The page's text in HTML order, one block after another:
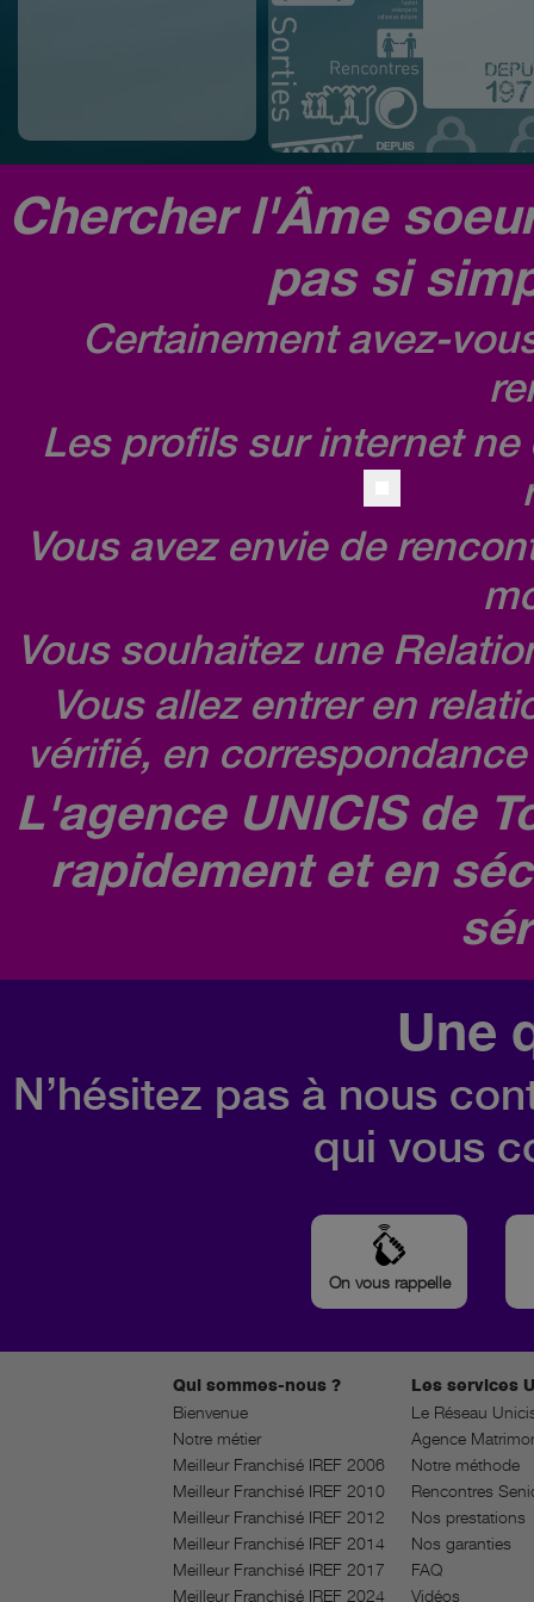
Chercher l'Âme
pas si
Certainement avez-
Les profils sur internet
Vous avez envie de
Vous souhaitez une
Vous allez entrer en
vérifié, en
L'agence UNICIS de
rapidement et en
Une
N’hésitez pas à nous
qui vous
On vous rappelle
Qui sommes-nous ?
Bienvenue
Notre métier
Meilleur Franchisé IREF 2006
Meilleur Franchisé IREF 2010
Meilleur Franchisé IREF 2012
Meilleur Franchisé IREF 2014
Meilleur Franchisé IREF 2017
Meilleur Franchisé IREF 2024
Les services
Le Réseau
Agence
Notre méthode
Rencontres
Nos prestations
Nos garanties
FAQ
Vidéos